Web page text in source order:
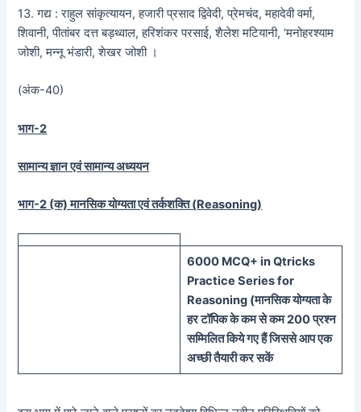
13. गद्य : राहुल सांकृत्यायन, हजारी प्रसाद द्विवेदी, प्रेमचंद, महादेवी वर्मा,
शिवानी, पीतांबर दत्त बड़थ्वाल, हरिशंकर परसाई, शैलेश मटियानी, ‘मनोहरश्याम
जोशी, मन्नू भंडारी, शेखर जोशी ।
(अंक-40)
भाग-2
सामान्य ज्ञान एवं सामान्य अध्ययन
भाग-2 (क) मानसिक योग्यता एवं तर्कशक्ति (Reasoning)
6000 MCQ+ inQtricks
Practice Seriesfor
Reasoning (मानसिकयोग्यता के
हर टॉपिक के कम से कम 200 प्रश्न
सम्मिलित किये गए हैं जिससे आप एक
अच्छी तैयारी कर सकें